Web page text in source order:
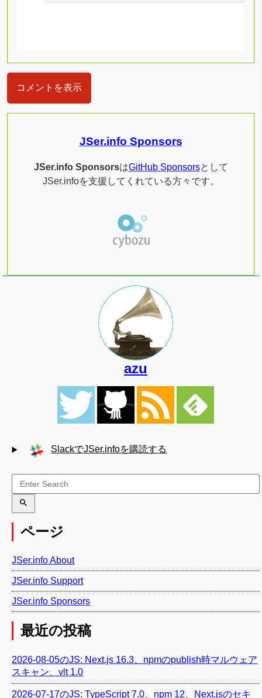
コメントを表示
JSer.info Sponsors
JSer.info SponsorsはGitHub Sponsorsとして
JSer.infoを支援してくれている方々です。
azu
SlackでJSer.infoを購読する
ページ
JSer.info About
JSer.info Support
JSer.info Sponsors
最近の投稿
2026-08-05のJS: Next.js 16.3、npmのpublish時マルウェア
スキャン、vlt 1.0
2026-07-17のJS: TypeScript 7.0、npm 12、Next.jsのセキ